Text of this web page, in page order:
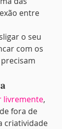
entre
o seu
com os
livremente,
fora de
criatividade